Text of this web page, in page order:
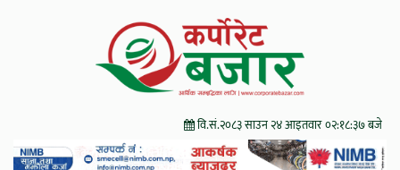
वि.सं.२०८३ साउन २४ आइतवार ०२:१८:३८ बजे